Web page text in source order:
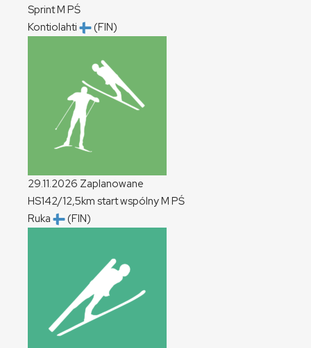
SprintM PŚ
Kontiolahti
(FIN)
29.11.2026 Zaplanowane
HS142/12,5km start wspólnyM PŚ
Ruka
(FIN)